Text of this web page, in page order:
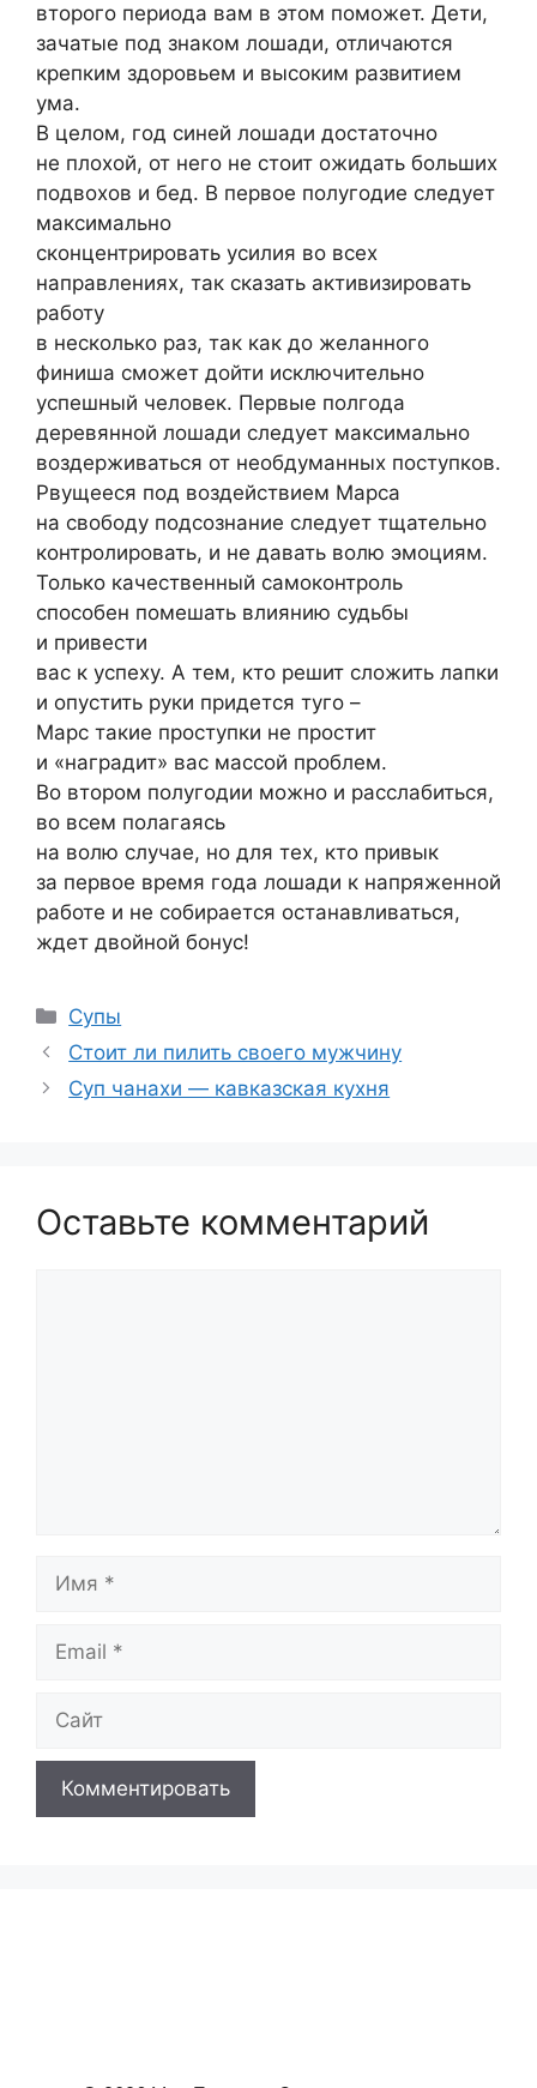
второго периода вам в этом поможет. Дети,
зачатые под знаком лошади, отличаются
крепким здоровьем и высоким развитием
ума.
В целом, год синей лошади достаточно
не плохой, от него не стоит ожидать больших
подвохов и бед. В первое полугодие следует
максимально
сконцентрировать усилия во всех
направлениях, так сказать активизировать
работу
в несколько раз, так как до желанного
финиша сможет дойти исключительно
успешный человек. Первые полгода
деревянной лошади следует максимально
воздерживаться от необдуманных поступков.
Рвущееся под воздействием Марса
на свободу подсознание следует тщательно
контролировать, и не давать волю эмоциям.
Только качественный самоконтроль
способен помешать влиянию судьбы
и привести
вас к успеху. А тем, кто решит сложить лапки
и опустить руки придется туго –
Марс такие проступки не простит
и «наградит» вас массой проблем.
Во втором полугодии можно и расслабиться,
во всем полагаясь
на волю случае, но для тех, кто привык
за первое время года лошади к напряженной
работе и не собирается останавливаться,
ждет двойной бонус!
Рубрики
Супы
Стоит ли пилить своего мужчину
Суп чанахи — кавказская кухня
Оставьте комментарий
Имя
Email
Сайт